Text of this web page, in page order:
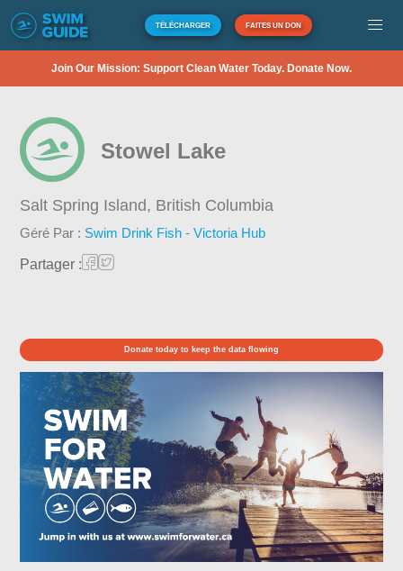
TÉLÉCHARGER FAITES UN DON
Join Our Mission: Support Clean Water Today. Donate Now.
Stowel Lake
Salt Spring Island, British Columbia
Géré Par : Swim Drink Fish - Victoria Hub
Partager :
Donate today to keep the data flowing